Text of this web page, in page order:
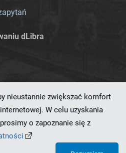
dLibra
nieustannie zwiększać komfort
W celu uzyskania
o zapoznanie się z